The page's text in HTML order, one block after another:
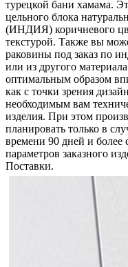
турецкой бани хамама.
цельного блока
(ИНДИЯ) коричневого
текстурой. Также вы
раковины под заказ по
или из другого
оптимальным образом
как с точки зрения
необходимым вам
изделия. При этом
планировать только в
времени 90 дней и более
параметров заказного
Поставки.